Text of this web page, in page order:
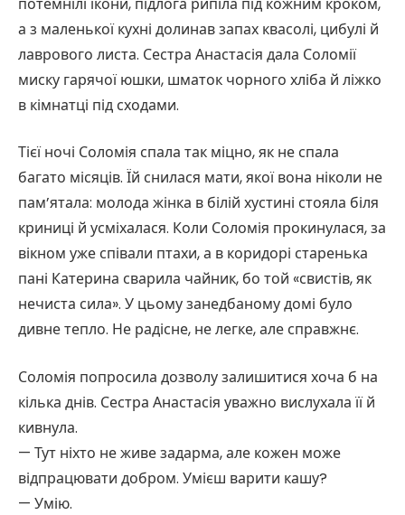
а з маленької кухні долинав запах квасолі, цибулі й
лаврового листа. Сестра Анастасія дала Соломії
миску гарячої юшки, шматок чорного хліба й ліжко
в кімнатці під сходами.
Тієї ночі Соломія спала так міцно, як не спала
багато місяців. Їй снилася мати, якої вона ніколи не
пам’ятала: молода жінка в білій хустині стояла біля
криниці й усміхалася. Коли Соломія прокинулася, за
вікном уже співали птахи, а в коридорі старенька
пані Катерина сварила чайник, бо той «свистів, як
нечиста сила». У цьому занедбаному домі було
дивне тепло. Не радісне, не легке, але справжнє.
Соломія попросила дозволу залишитися хоча б на
кілька днів. Сестра Анастасія уважно вислухала її й
кивнула.
— Тут ніхто не живе задарма, але кожен може
відпрацювати добром. Умієш варити кашу?
— Умію.